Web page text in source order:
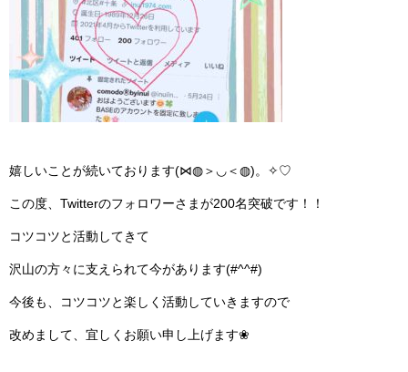
BLOG
嬉しいことが続いております(⋈◍＞◡＜◍)。✧♡
この度、Twitterのフォロワーさまが200名突破です！！
コツコツと活動してきて
沢山の方々に支えられて今があります(#^^#)
今後も、コツコツと楽しく活動していきますので
改めまして、宜しくお願い申し上げます❀